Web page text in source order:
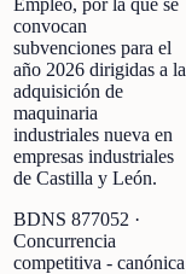
Empleo, por la que se
convocan
subvenciones para el
año 2026 dirigidas a la
adquisición de
maquinaria
industriales nueva en
empresas industriales
de Castilla y León.
BDNS 877052 ·
Concurrencia
competitiva - canónica